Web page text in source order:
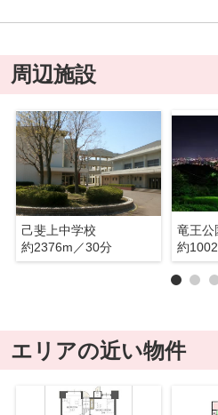
周辺施設
己斐上中学校
約2376m／30分
竜王公
約
エリアの近い物件